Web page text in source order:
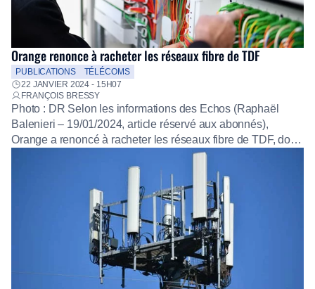
Orange renonce à racheter les réseaux fibre de TDF
PUBLICATIONS
TÉLÉCOMS
22 JANVIER 2024 - 15H07
FRANÇOIS BRESSY
Photo : DR Selon les informations des Echos (Raphaël
Balenieri – 19/01/2024, article réservé aux abonnés),
Orange a renoncé à racheter les réseaux fibre de TDF, dont
le propriétaire cherche à obtenir au moins 1,5 milliard
d’euros. Jugeant ce prix trop élevé et craignant un possible
feu rouge de l’Autorité de la concurrence, Orange s’est